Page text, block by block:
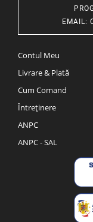
EMAIL:
Contul Meu
Livrare & Plată
Cum Comand
Întreținere
ANPC
ANPC - SAL